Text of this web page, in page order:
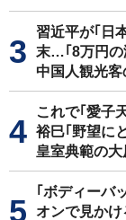
習近平が｢日
末…｢8万円の
中国人観光客
これで｢愛子
裕巳｢野望に
皇室典範の大
｢ボディーバ
オンで見か